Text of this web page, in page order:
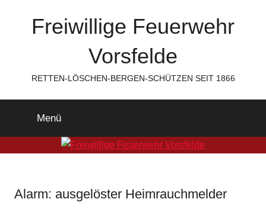
Freiwillige Feuerwehr
Vorsfelde
RETTEN-LÖSCHEN-BERGEN-SCHÜTZEN SEIT 1866
Menü
Alarm: ausgelöster Heimrauchmelder